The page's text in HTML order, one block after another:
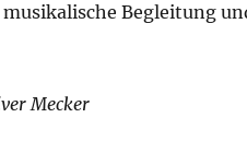
Begleitung
Mecker